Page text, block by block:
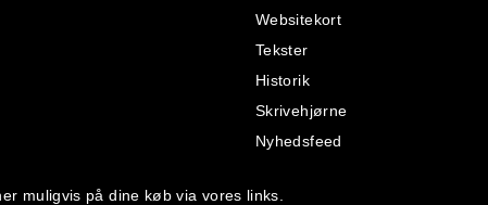
muligvis på dine køb via vores links.
Websitekort
Tekster
Historik
Skrivehjørne
Nyhedsfeed